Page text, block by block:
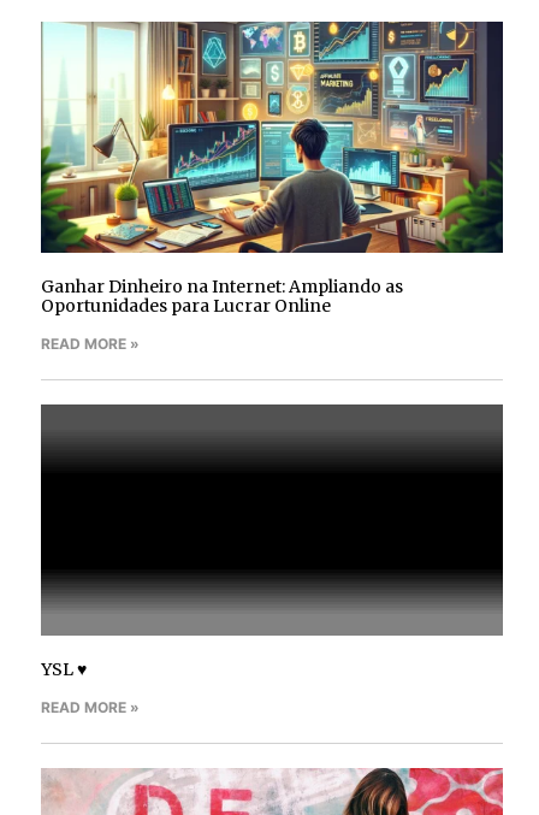
Ganhar Dinheiro na Internet: Ampliando as
Oportunidades para Lucrar Online
READ MORE »
YSL ♥
READ MORE »